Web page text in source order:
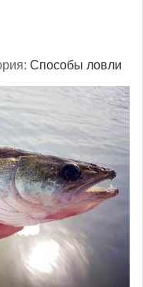
Способы ловли